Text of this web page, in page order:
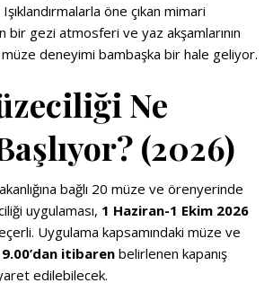
öne çıkan mimari
bir gezi atmosferi ve yaz akşamlarının
müze deneyimi bambaşka bir hale geliyor.
Ne
(2026)
bağlı 20 müze ve örenyerinde
uygulaması, 1 Haziran-1 Ekim 2026
Uygulama kapsamındaki müze ve
itibaren belirlenen kapanış
edilebilecek.